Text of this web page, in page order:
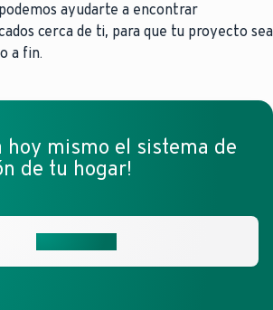
ayudarte a encontrar
cerca de ti, para que tu proyecto sea
a fin.
hoy mismo el sistema de
de tu hogar!